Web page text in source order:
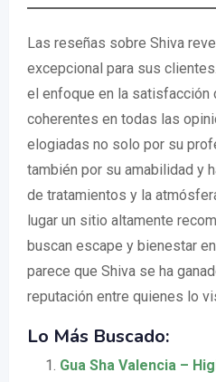
Las reseñas sobre Shiva
excepcional para sus
el enfoque en la satisfacción
coherentes en todas las
elogiadas no solo por su
también por su amabilidad y
de tratamientos y la
lugar un sitio altamente
buscan escape y bienestar
parece que Shiva se ha
reputación entre quienes lo
Lo Más Buscado:
Gua Sha Valencia –